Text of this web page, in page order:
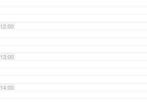
12:00
13:00
14:00